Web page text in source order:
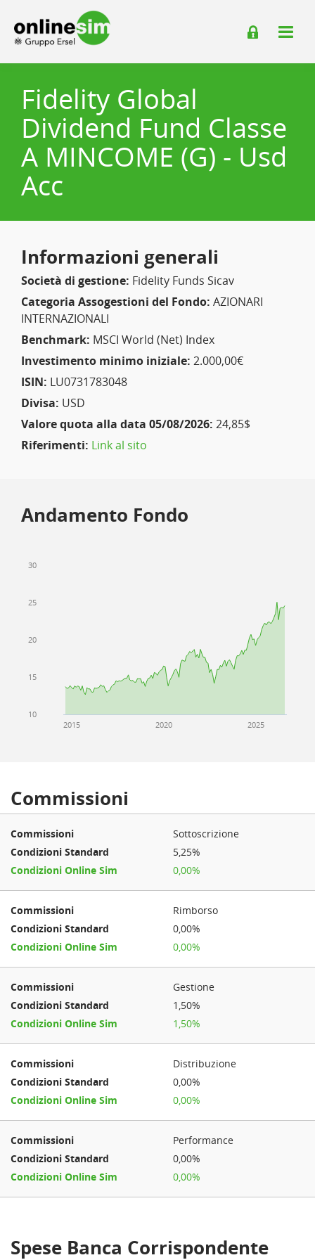
Fidelity Global
Dividend Fund Classe
A MINCOME (G) - Usd
Acc
Informazioni generali
Società di gestione: Fidelity Funds Sicav
Categoria Assogestioni del Fondo: AZIONARI
INTERNAZIONALI
Benchmark: MSCI World (Net) Index
Investimento minimo iniziale: 2.000,00€
ISIN: LU0731783048
Divisa: USD
Valore quota alla data 05/08/2026: 24,85$
Riferimenti: Link al sito
Andamento Fondo
2020
2015 2025
10
15
20
25
30
Commissioni
Sottoscrizione
5,25%
0,00%
Rimborso
0,00%
0,00%
Gestione
1,50%
1,50%
Distribuzione
0,00%
0,00%
Performance
0,00%
0,00%
Spese Banca Corrispondente